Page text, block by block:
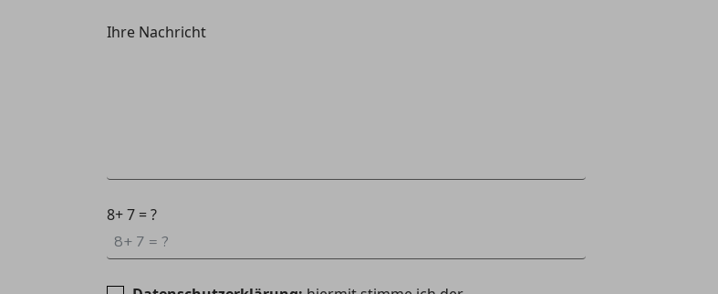
Ihre Nachricht
8+ 7 = ?